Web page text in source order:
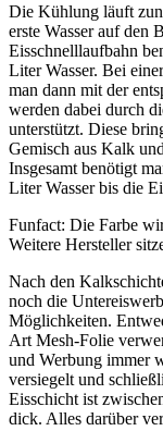
Die Kühlung läuft
erste Wasser auf den
Eisschnelllaufbahn
Liter Wasser. Bei
man dann mit der
werden dabei durch
unterstützt. Diese
Gemisch aus Kalk
Insgesamt benötigt
Liter Wasser bis die
Funfact: Die Farbe
Weitere Hersteller
Nach den
noch die
Möglichkeiten.
Art Mesh-Folie
und Werbung immer
versiegelt und
Eisschicht ist
dick. Alles darüber